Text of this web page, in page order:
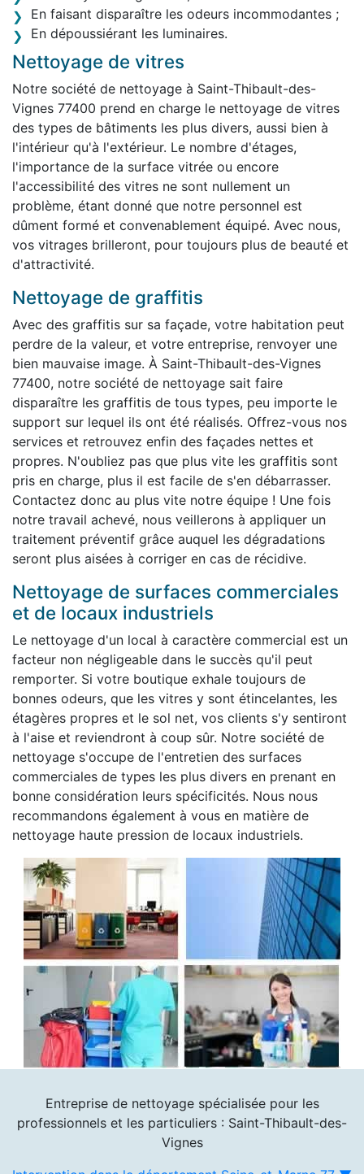
En faisant disparaître les odeurs incommodantes ;
En dépoussiérant les luminaires.
Nettoyage de vitres
Notre société de nettoyage à Saint-Thibault-des-
Vignes 77400 prend en charge le nettoyage de vitres
des types de bâtiments les plus divers, aussi bien à
l'intérieur qu'à l'extérieur. Le nombre d'étages,
l'importance de la surface vitrée ou encore
l'accessibilité des vitres ne sont nullement un
problème, étant donné que notre personnel est
dûment formé et convenablement équipé. Avec nous,
vos vitrages brilleront, pour toujours plus de beauté et
d'attractivité.
Nettoyage de graffitis
Avec des graffitis sur sa façade, votre habitation peut
perdre de la valeur, et votre entreprise, renvoyer une
bien mauvaise image. À Saint-Thibault-des-Vignes
77400, notre société de nettoyage sait faire
disparaître les graffitis de tous types, peu importe le
support sur lequel ils ont été réalisés. Offrez-vous nos
services et retrouvez enfin des façades nettes et
propres. N'oubliez pas que plus vite les graffitis sont
pris en charge, plus il est facile de s'en débarrasser.
Contactez donc au plus vite notre équipe ! Une fois
notre travail achevé, nous veillerons à appliquer un
traitement préventif grâce auquel les dégradations
seront plus aisées à corriger en cas de récidive.
Nettoyage de surfaces commerciales
et de locaux industriels
Le nettoyage d'un local à caractère commercial est un
facteur non négligeable dans le succès qu'il peut
remporter. Si votre boutique exhale toujours de
bonnes odeurs, que les vitres y sont étincelantes, les
étagères propres et le sol net, vos clients s'y sentiront
à l'aise et reviendront à coup sûr. Notre société de
nettoyage s'occupe de l'entretien des surfaces
commerciales de types les plus divers en prenant en
bonne considération leurs spécificités. Nous nous
recommandons également à vous en matière de
nettoyage haute pression de locaux industriels.
Entreprise de nettoyage spécialisée pour les
professionnels et les particuliers : Saint-Thibault-des-
Vignes